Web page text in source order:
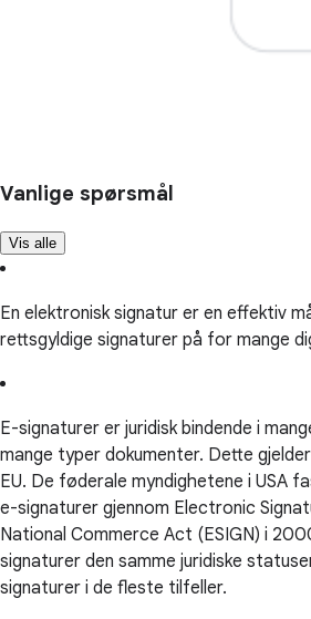
Vanlige spørsmål
Vis alle
En elektronisk signatur er en effektiv
rettsgyldige signaturer på for mange
E-signaturer er juridisk bindende i
mange typer dokumenter. Dette
EU. De føderale myndighetene i USA
e-signaturer gjennom Electronic
National Commerce Act (ESIGN) i
signaturer den samme juridiske
signaturer i de fleste tilfeller.